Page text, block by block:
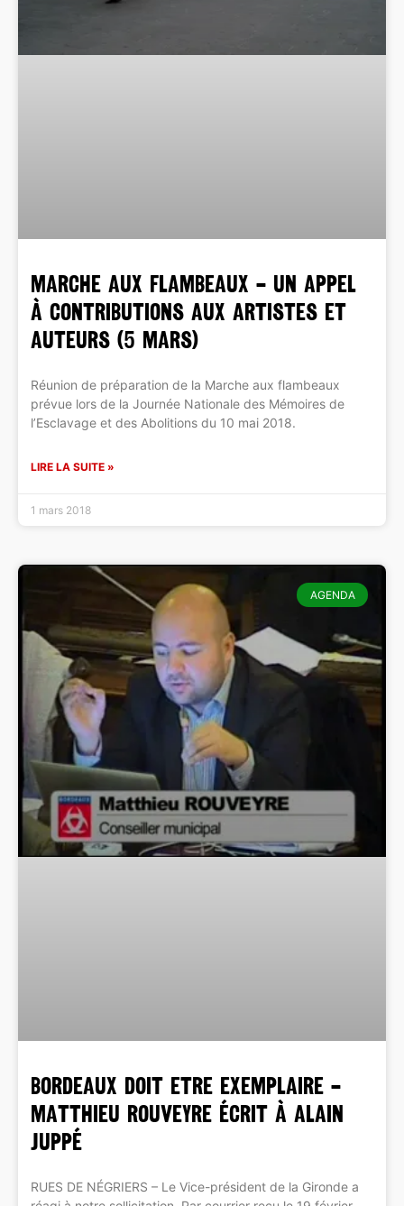
MARCHE AUX FLAMBEAUX – Un appel
à contributions aux artistes et
auteurs (5 mars)
Réunion de préparation de la Marche aux flambeaux
prévue lors de la Journée Nationale des Mémoires de
l’Esclavage et des Abolitions du 10 mai 2018.
LIRE LA SUITE »
1 mars 2018
AGENDA
BORDEAUX DOIT ETRE EXEMPLAIRE –
Matthieu Rouveyre écrit à Alain
Juppé
RUES DE NÉGRIERS – Le Vice-président de la Gironde a